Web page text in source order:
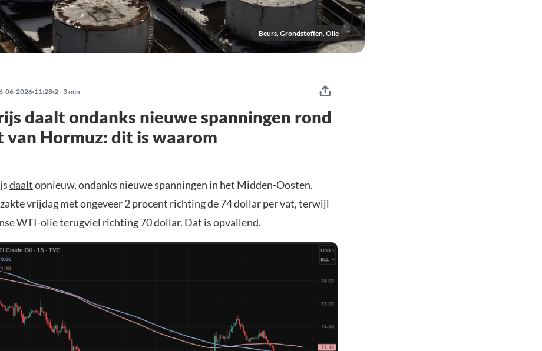
Beurs, Grondstoffen, Olie
06-2026 11:28 2 - 3 min
daalt ondanks nieuwe spanningen rond
van Hormuz: dit is waarom
daaltopnieuw, ondanks nieuwe spanningen in het Midden-Oosten.
vrijdag met ongeveer 2 procent richting de 74 dollar per vat, terwijl
WTI-olie terugviel richting 70 dollar. Dat is opvallend.